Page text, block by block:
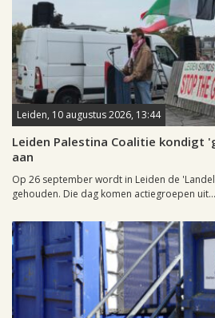
Leiden, 10 augustus 2026, 13:44
Leiden Palestina Coalitie
aan
Op 26 september wordt in Leiden de
gehouden. Die dag komen actiegroepen uit...